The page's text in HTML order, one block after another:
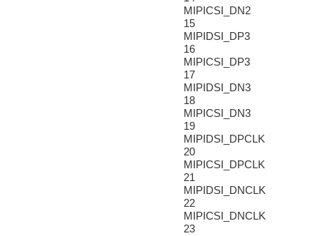
MIPICSI_DN2
15
MIPIDSI_DP3
16
MIPICSI_DP3
17
MIPIDSI_DN3
18
MIPICSI_DN3
19
MIPIDSI_DPCLK
20
MIPICSI_DPCLK
21
MIPIDSI_DNCLK
22
MIPICSI_DNCLK
23